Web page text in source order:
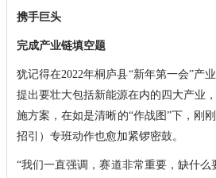
携手巨头
完成产业链填空题
犹记得在2022年桐庐县“新年第一会”产
提出要壮大包括新能源在内的四大产业
施方案，在如是清晰的“作战图”下，刚
招引）专班动作也愈加紧锣密鼓。
“我们一直强调，赛道非常重要，缺什么